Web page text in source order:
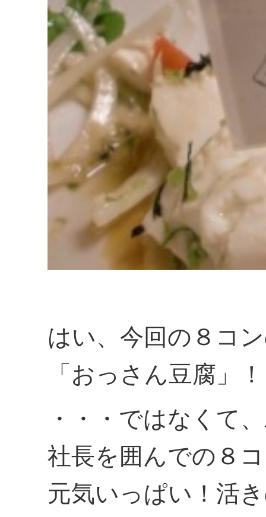
はい、今回の８コ
「おっさん豆腐」
・・・ではなくて
社長を囲んでの８
元気いっぱい！活